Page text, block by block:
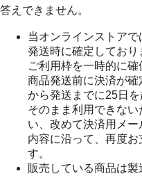
答えできません。
当オンラインストア
発送時に確定してお
ご利用枠を一時的に確
商品発送前に決済が
から発送までに25日
そのまま利用できな
い、改めて決済用メ
内容に沿って、再度
す。
販売している商品は